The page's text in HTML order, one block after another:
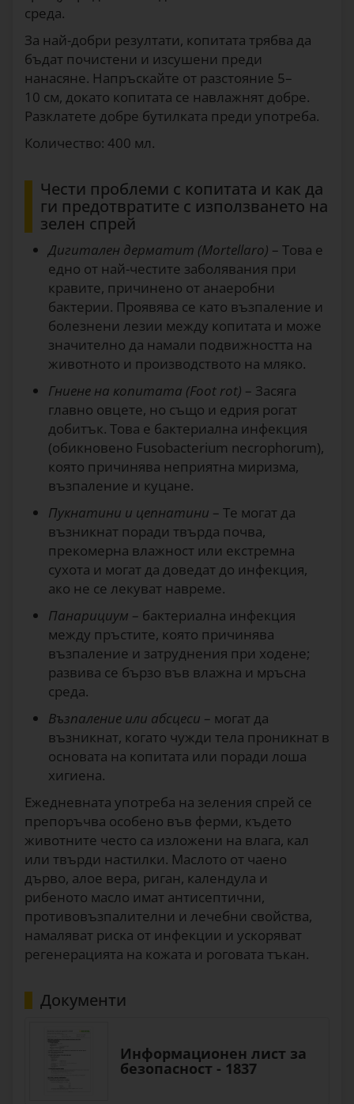
среда.
За най-добри резултати, копитата трябва да
бъдат почистени и изсушени преди
нанасяне. Напръскайте от разстояние 5–
10 cм, докато копитата се навлажнят добре.
Разклатете добре бутилката преди употреба.
Количество: 400 мл.
Чести проблеми с копитата и как да
ги предотвратите с използването на
зелен спрей
Дигитален дерматит (Mortellaro) – Това е
едно от най-честите заболявания при
кравите, причинено от анаеробни
бактерии. Проявява се като възпаление и
болезнени лезии между копитата и може
значително да намали подвижността на
животното и производството на мляко.
Гниене на копитата (Foot rot) – Засяга
главно овцете, но също и едрия рогат
добитък. Това е бактериална инфекция
(обикновено Fusobacterium necrophorum),
която причинява неприятна миризма,
възпаление и куцане.
Пукнатини и цепнатини – Те могат да
възникнат поради твърда почва,
прекомерна влажност или екстремна
сухота и могат да доведат до инфекция,
ако не се лекуват навреме.
Панарициум – бактериална инфекция
между пръстите, която причинява
възпаление и затруднения при ходене;
развива се бързо във влажна и мръсна
среда.
Възпаление или абсцеси – могат да
възникнат, когато чужди тела проникнат в
основата на копитата или поради лоша
хигиена.
Ежедневната употреба на зеления спрей се
препоръчва особено във ферми, където
животните често са изложени на влага, кал
или твърди настилки. Маслото от чаено
дърво, алое вера, риган, календула и
рибеното масло имат антисептични,
противовъзпалителни и лечебни свойства,
намаляват риска от инфекции и ускоряват
регенерацията на кожата и роговата тъкан.
Документи
Информационен лист за
безопасност - 1837